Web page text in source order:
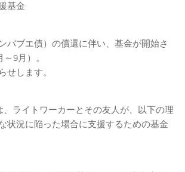
基金
バブエ債）の償還に伴い、基金が開始さ
9月）。
せします。
、ライトワーカーとその友人が、以下の理
状況に陥った場合に支援するための基金